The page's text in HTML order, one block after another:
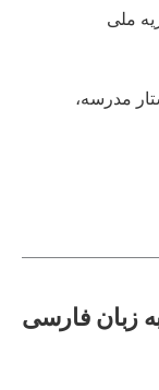
مدرسه،
زبان فارسی